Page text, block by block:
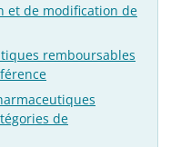
et de modification de
remboursables
de